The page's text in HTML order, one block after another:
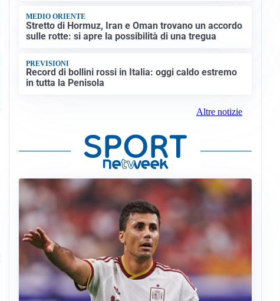
MEDIO ORIENTE
Stretto di Hormuz, Iran e Oman trovano un accordo
sulle rotte: si apre la possibilità di una tregua
PREVISIONI
Record di bollini rossi in Italia: oggi caldo estremo
in tutta la Penisola
Altre notizie